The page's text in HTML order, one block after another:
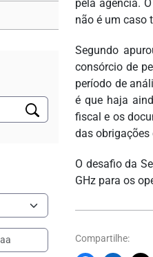
pela agência.
não é um caso
Segundo
consórcio de
período de
é que haja
fiscal e os
das obrigações
O desafio da
GHz para os
Compartilhe: